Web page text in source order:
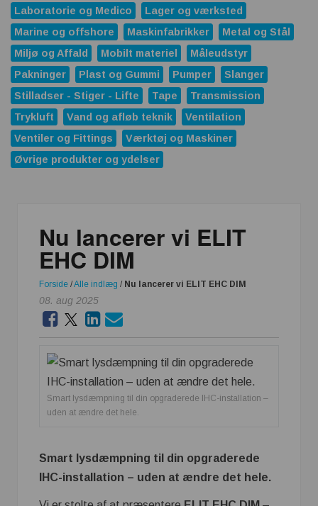
Laboratorie og Medico
Lager og værksted
Marine og offshore
Maskinfabrikker
Metal og Stål
Miljø og Affald
Mobilt materiel
Måleudstyr
Pakninger
Plast og Gummi Pumper
Slanger
Stilladser - Stiger - Lifte
Tape
Transmission
Trykluft
Vand og afløb teknik
Ventilation
Ventiler og Fittings
Værktøj og Maskiner
Øvrige produkter og ydelser
Nu lancerer vi ELIT
EHC DIM
Forside /Alle indlæg / Nu lancerer vi ELIT EHC DIM
08. aug 2025
Smart lysdæmpning til din opgraderede IHC-installation –
uden at ændre det hele.
Smart lysdæmpning til din opgraderede
IHC-installation – uden at ændre det hele.